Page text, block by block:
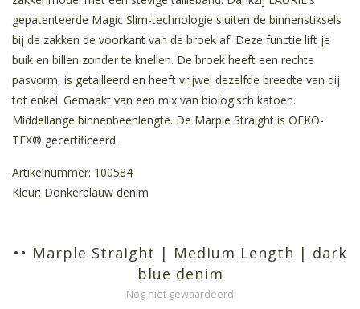
gepatenteerde Magic Slim-technologie sluiten de binnenstiksels
bij de zakken de voorkant van de broek af. Deze functie lift je
buik en billen zonder te knellen. De broek heeft een rechte
pasvorm, is getailleerd en heeft vrijwel dezelfde breedte van dij
tot enkel. Gemaakt van een mix van biologisch katoen.
Middellange binnenbeenlengte. De Marple Straight is OEKO-
TEX® gecertificeerd.
Artikelnummer: 100584
Kleur: Donkerblauw denim
•• Marple Straight | Medium Length | dark
blue denim
Nog niet gewaardeerd